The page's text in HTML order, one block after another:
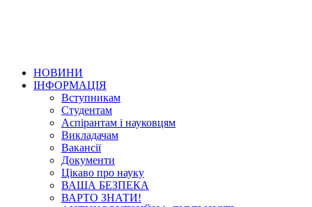
НОВИНИ
ІНФОРМАЦІЯ
Вступникам
Студентам
Аспірантам і науковцям
Викладачам
Вакансії
Документи
Цікаво про науку
ВАША БЕЗПЕКА
ВАРТО ЗНАТИ!